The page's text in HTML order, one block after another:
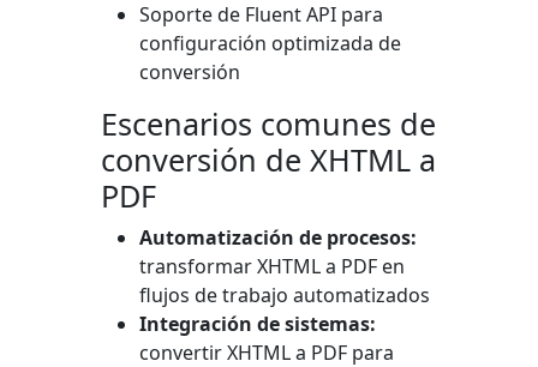
Soporte de Fluent API para
configuración optimizada de
conversión
Escenarios comunes de
conversión de XHTML a
PDF
Automatización de procesos:
transformar XHTML a PDF en
flujos de trabajo automatizados
Integración de sistemas:
convertir XHTML a PDF para